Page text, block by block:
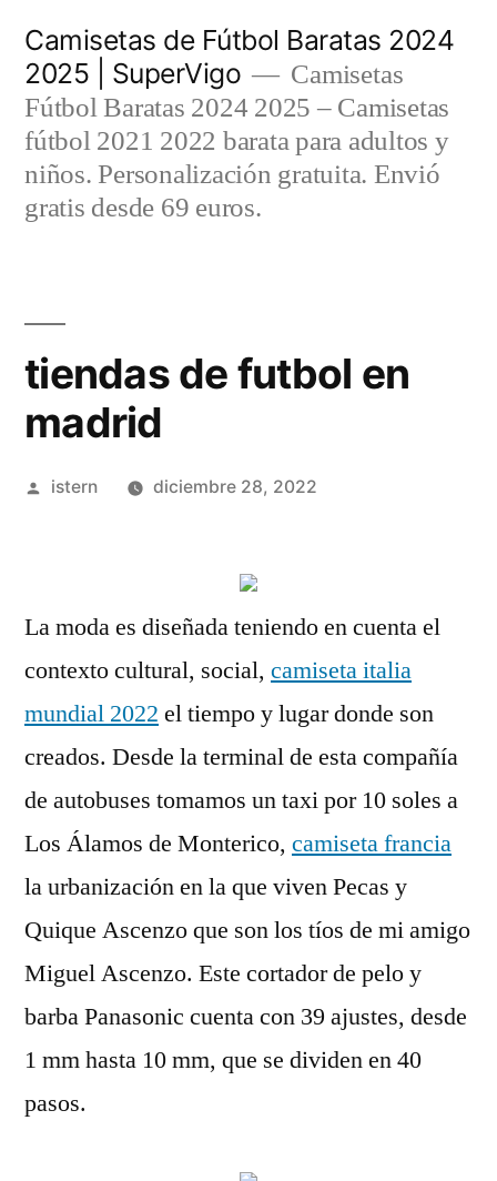
contenido
Camisetas de Fútbol Baratas 2024
2025 | SuperVigo
Camisetas
Fútbol Baratas 2024 2025 – Camisetas
fútbol 2021 2022 barata para adultos y
niños. Personalización gratuita. Envió
gratis desde 69 euros.
tiendas de futbol en
madrid
Publicado
istern diciembre 28, 2022
La moda es diseñada teniendo en cuenta el
contexto cultural, social, camiseta italia
mundial 2022 el tiempo y lugar donde son
creados. Desde la terminal de esta compañía
de autobuses tomamos un taxi por 10 soles a
Los Álamos de Monterico, camiseta francia
la urbanización en la que viven Pecas y
Quique Ascenzo que son los tíos de mi amigo
Miguel Ascenzo. Este cortador de pelo y
barba Panasonic cuenta con 39 ajustes, desde
1 mm hasta 10 mm, que se dividen en 40
pasos.